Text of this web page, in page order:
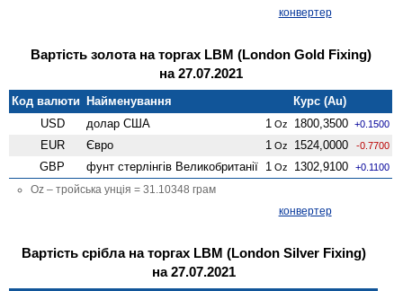
конвертер
Вартість золота на торгах LBM (London Gold Fixing)
на 27.07.2021
Код валюти Найменування
Курс (Au)
USD
долар США 1 Oz 1800,3500 +0.1500
EUR Євро 1 Oz 1524,0000 -0.7700
GBP фунт стерлінгів Велико­британії 1 Oz 1302,9100 +0.1100
Oz – тройська унція = 31.10348 грам
конвертер
Вартість срібла на торгах LBM (London Silver Fixing)
на 27.07.2021